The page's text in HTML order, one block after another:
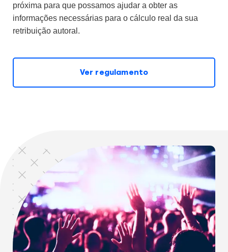
próxima para que possamos ajudar a obter as
informações necessárias para o cálculo real da sua
retribuição autoral.
Ver regulamento